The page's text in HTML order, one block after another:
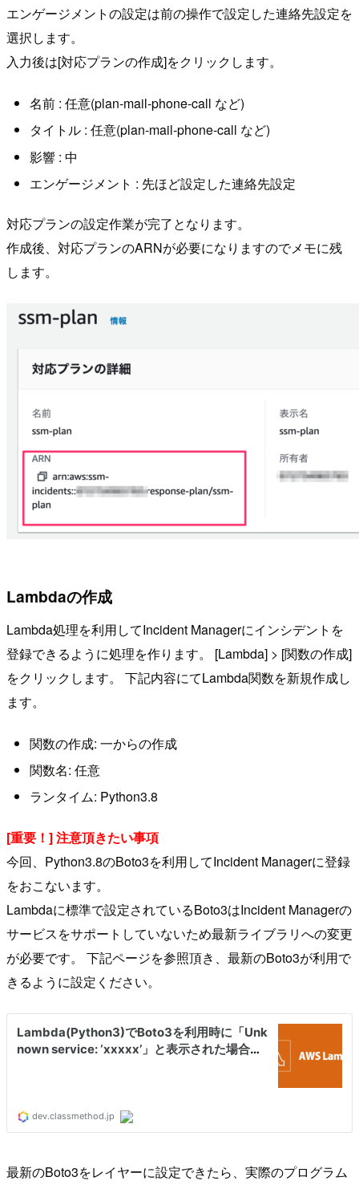
エンゲージメントの設定は前の操作で設定した連絡先設定を
選択します。
入力後は[対応プランの作成]をクリックします。
名前 : 任意(plan-mail-phone-call など)
タイトル : 任意(plan-mail-phone-call など)
影響 : 中
エンゲージメント : 先ほど設定した連絡先設定
対応プランの設定作業が完了となります。
作成後、対応プランのARNが必要になりますのでメモに残
します。
Lambdaの作成
Lambda処理を利用してIncident Managerにインシデントを
登録できるように処理を作ります。 [Lambda] > [関数の作成]
をクリックします。 下記内容にてLambda関数を新規作成し
ます。
関数の作成: 一からの作成
関数名: 任意
ランタイム: Python3.8
[重要！] 注意頂きたい事項
今回、Python3.8のBoto3を利用してIncident Managerに登録
をおこないます。
Lambdaに標準で設定されているBoto3はIncident Managerの
サービスをサポートしていないため最新ライブラリへの変更
が必要です。 下記ページを参照頂き、最新のBoto3が利用で
きるように設定ください。
最新のBoto3をレイヤーに設定できたら、実際のプログラム